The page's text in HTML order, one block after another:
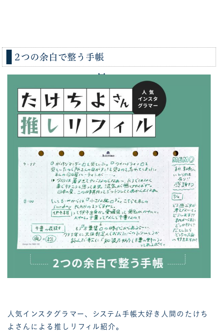
2つの余白で整う手帳
人気インスタグラマー、システム手帳大好き人間のたけち
よさんによる推しリフィル紹介。